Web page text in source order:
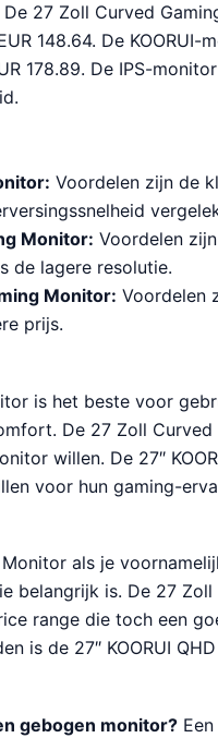
De 27 Zoll Curved
148.64. De
178.89. De IPS-
Voordelen zijn de
Monitor: Voordelen
de lagere resolutie.
Monitor: Voordelen
prijs.
is het beste voor
De 27 Zoll
willen. De 27″
voor hun gaming-
Monitor als je
belangrijk is. De 27
range die toch een
is de 27″ KOORUI
gebogen monitor?